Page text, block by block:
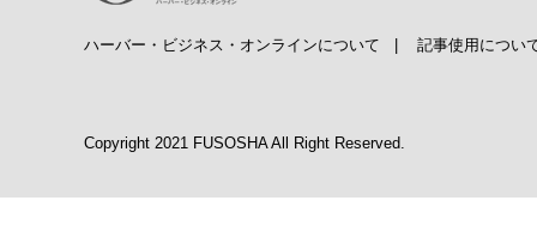
ハーバー・ビジネス・オンラインについて 記事使用につい
Copyright 2021 FUSOSHA All Right Reserved.